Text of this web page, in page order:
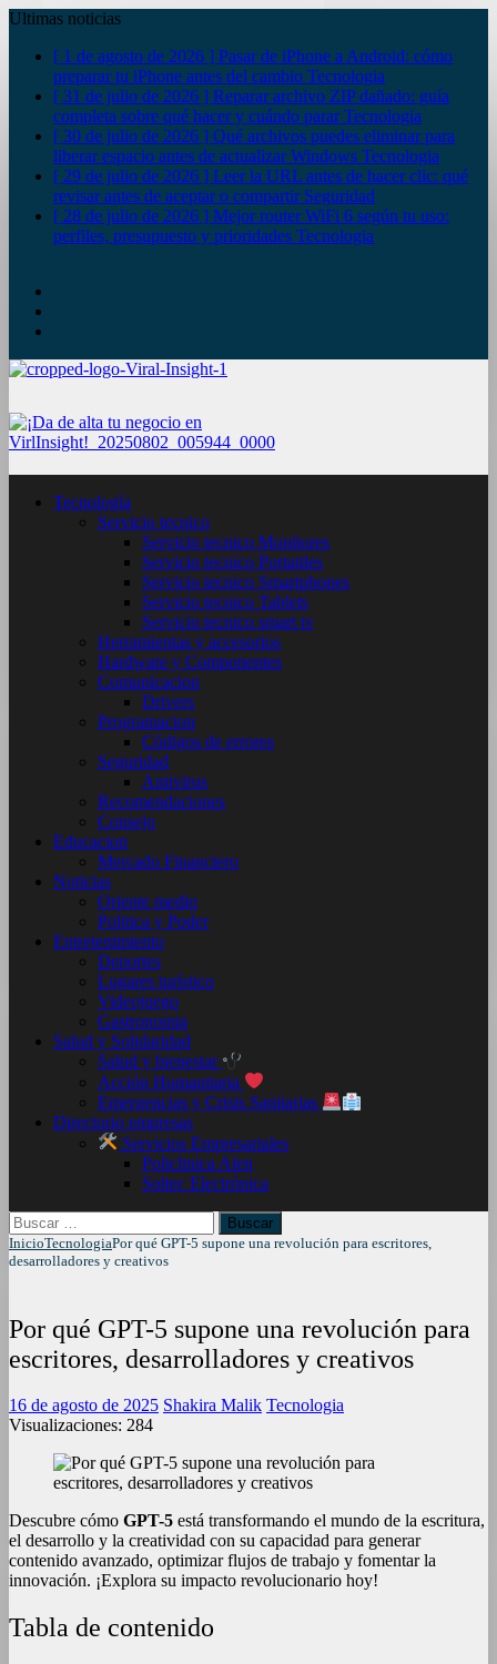
Ultimas noticias
[ 1 de agosto de 2026 ] Pasar de iPhone a Android: cómo
preparar tu iPhone antes del cambio Tecnologia
[ 31 de julio de 2026 ] Reparar archivo ZIP dañado: guía
completa sobre qué hacer y cuándo pararTecnologia
[ 30 de julio de 2026 ] Qué archivos puedes eliminar para
liberar espacio antes de actualizar Windows Tecnologia
[ 29 de julio de 2026 ] Leer la URL antes de hacer clic: qué
revisar antes de aceptar o compartir Seguridad
[ 28 de julio de 2026 ] Mejor router WiFi 6 según tu uso:
perfiles, presupuesto y prioridades Tecnologia
Tecnología
Servicio tecnico
Servicio tecnico Monitores
Servicio tecnico Portatiles
Servicio tecnico Smartphones
Servicio tecnico Tablets
Servicio tecnico smart tv
Herramientas y accesorios
Hardware y Componentes
Comunicacion
Drivers
Programacion
Códigos de errores
Seguridad
Antivirus
Recomendaciones
Consejo
Educacion
Mercado Financiero
Noticias
Oriente medio
Politica y Poder
Entretenimiento
Deportes
Lugares turístico
Videojuego
Gastronomia
Salud y Solidaridad
Salud y bienestar
Acción Humanitaria
Emergencias y Crisis Sanitarias
Directorio empresas
Servicios Empresariales
Policlinica Alen
Soltec Electrónica
Buscar:
InicioTecnologiaPor qué GPT-5 supone una revolución para escritores,
desarrolladores y creativos
Por qué GPT-5 supone una revolución para
escritores, desarrolladores y creativos
16 de agosto de 2025 Shakira Malik Tecnologia
Visualizaciones: 284
Descubre cómo GPT-5 está transformando el mundo de la escritura,
el desarrollo y la creatividad con su capacidad para generar
contenido avanzado, optimizar flujos de trabajo y fomentar la
innovación. ¡Explora su impacto revolucionario hoy!
Tabla de contenido